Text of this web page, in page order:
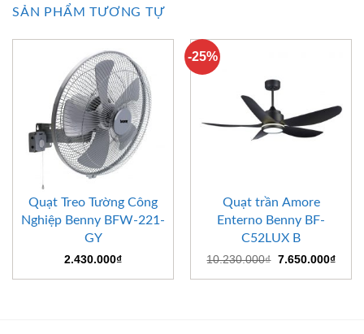
SẢN PHẨM TƯƠNG TỰ
Quạt Treo Tường Công
Nghiệp Benny BFW-221-
GY
2.430.000₫
-25%
Quạt trần Amore
Enterno Benny BF-
C52LUX B
10.230.000₫ Giá
là:
7.650.000₫Giá
tại